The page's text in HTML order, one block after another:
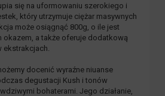
się na uformowaniu szerokiego i
który utrzymuje ciężar masywnych
może osiągnąć 800g, o ile jest
okazem, a także oferuje dodatkową
ekstrakcjach.
docenić wyraźne niuanse
degustacji Kush i tonów
bohaterami. Jego działanie,